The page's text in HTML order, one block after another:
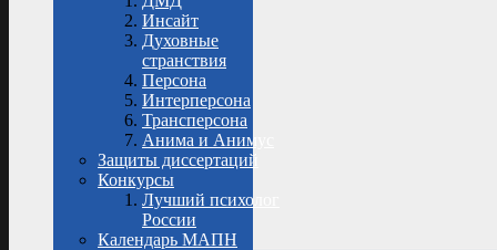
Инсайт
Духовные
странствия
Персона
Интерперсона
Трансперсона
Анима и Анимус
Защиты диссертаций
Конкурсы
Лучший психолог
России
Календарь МАПН